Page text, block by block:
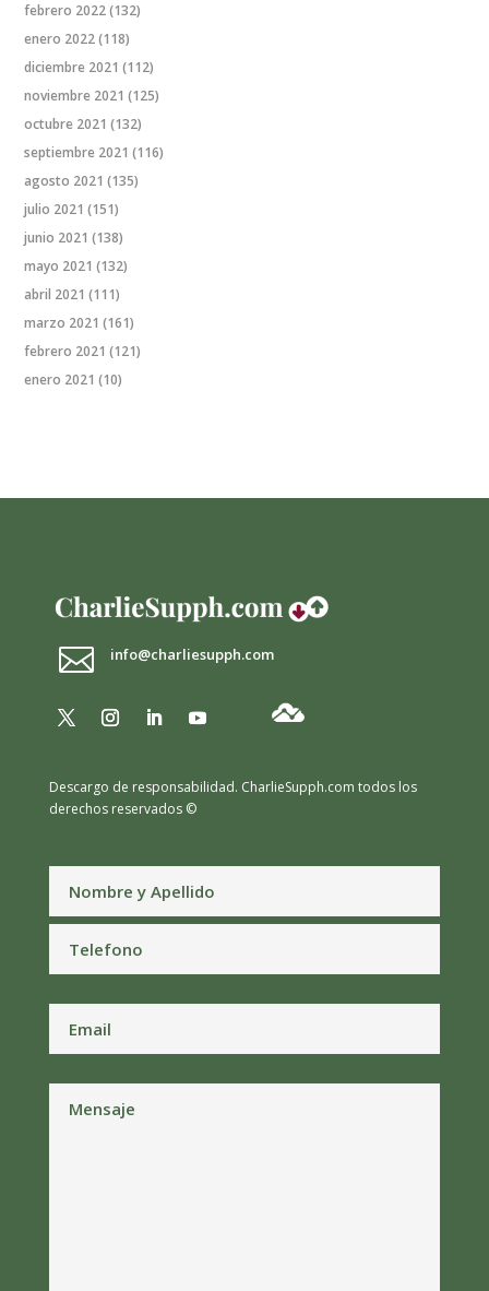
febrero 2022(132)
enero 2022(118)
diciembre 2021 (112)
noviembre 2021 (125)
octubre 2021 (132)
septiembre 2021 (116)
agosto 2021 (135)
julio 2021 (151)
junio 2021 (138)
mayo 2021 (132)
abril 2021 (111)
marzo 2021 (161)
febrero 2021 (121)
enero 2021 (10)
 info@charliesupph.com
Descargo de responsabilidad. CharlieSupph.com todos los
derechos reservados ©